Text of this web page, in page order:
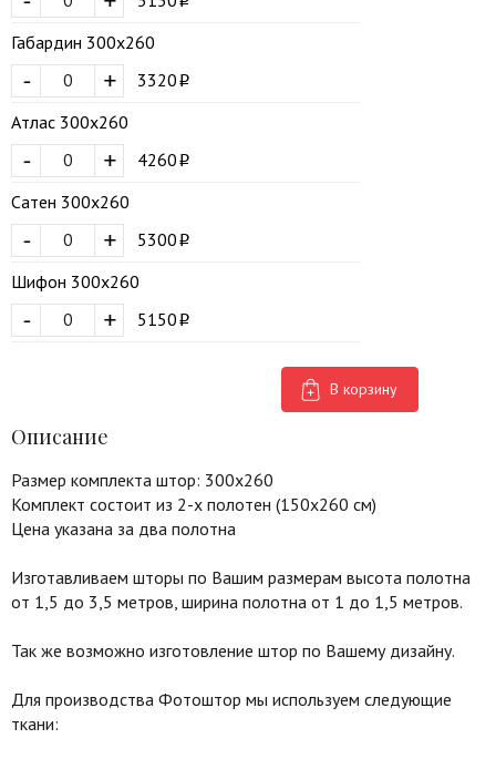
Габардин 300х260
+
-
3320
Атлас 300х260
+
-
4260
Сатен 300х260
+
-
5300
Шифон 300х260
+
- 5150
В корзину
Описание
Размер комплекта штор: 300х260
Комплект состоит из 2-х полотен (150х260 см)
Цена указана за два полотна
Изготавливаем шторы по Вашим размерам высота полотна
от 1,5 до 3,5 метров, ширина полотна от 1 до 1,5 метров.
Так же возможно изготовление штор по Вашему дизайну.
Для производства Фотоштор мы используем следующие
ткани: